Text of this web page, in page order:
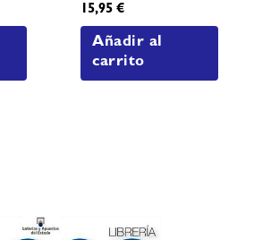
15,95€
Añadir al
carrito